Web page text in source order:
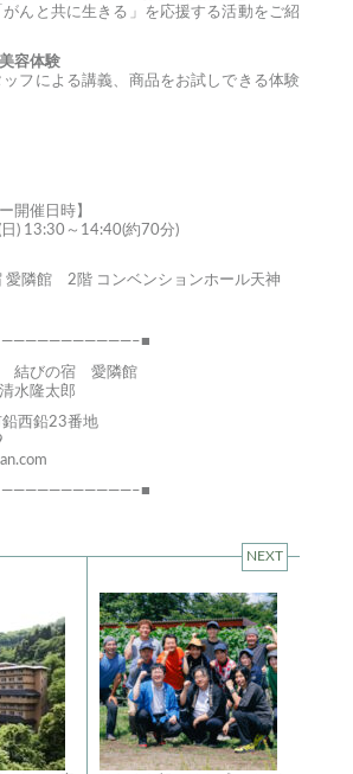
がんと共に生きる」を応援する活動をご紹
容体験
フによる講義、商品をお試しできる体験
開催日時】
) 13:30～14:40(約70分)
愛隣館 2階 コンベンションホール天神
結びの宿 愛隣館
水隆太郎
西鉛23番地
NEXT